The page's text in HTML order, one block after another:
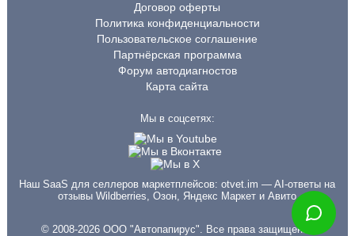
Договор оферты
Политика конфиденциальности
Пользовательское соглашение
Партнёрская программа
Форум автодиагностов
Карта сайта
Мы в соцсетях:
Наш SaaS для селлеров маркетплейсов:otvet.im — AI-ответы на
отзывы Wildberries, Озон, Яндекс Маркет и Авито
© 2008-2026 ООО "Автопапирус". Все права защищены.